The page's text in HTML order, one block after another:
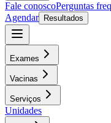
Fale conoscoPerguntas
Agendar
Resultados
Exames
Vacinas
Serviços
Unidades